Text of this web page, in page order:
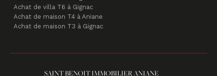
Achat de maison T4 à Aniane
Achat de maison T3 à Gignac